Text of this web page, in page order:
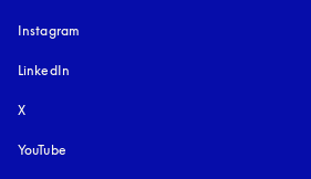
Instagram
LinkedIn
X
YouTube